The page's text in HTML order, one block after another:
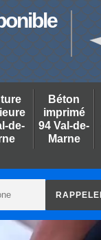
de-
Béton
imprimé
94 Val-de-
Marne